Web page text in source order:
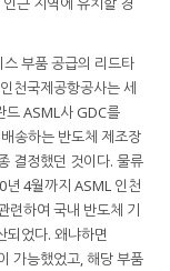
부품 공급의 리드타
천국제공항공사는 세
드 ASML사 GDC를
송하는 반도체 제조장
결정했던 것이다. 물류
4월까지 ASML 인천
하여 국내 반도체 기
되었다. 왜냐하면
가능했었고, 해당 부품